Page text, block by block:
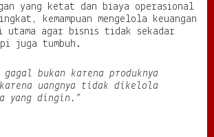
e
yang ketat dan biaya operasional
kemampuan mengelola keuangan
utama agar bisnis tidak sekadar
juga tumbuh.
bukan karena produknya
uangnya tidak dikelola
yang dingin.”